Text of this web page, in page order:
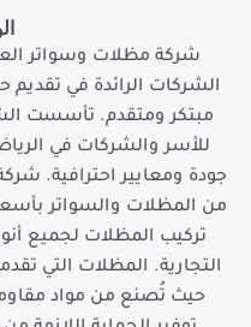
شركة مظلات وسواتر
الشركات الرائدة في
مبتكر ومتقدم. تأسست
للأسر والشركات في
جودة ومعايير احترافية.
من المظلات والسواتر
تركيب المظلات لجميع
التجارية. المظلات التي
حيث تُصنع من مواد